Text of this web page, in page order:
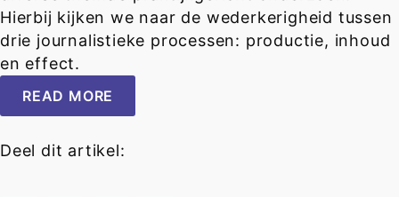
Hierbij kijken we naar de wederkerigheid tussen
drie journalistieke processen: productie, inhoud
en effect.
READ MORE
Deel dit artikel: